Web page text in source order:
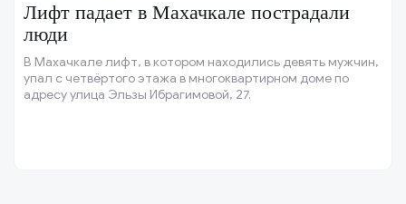
Лифт падает в Махачкале пострадали
люди
В Махачкале лифт, в котором находились девять мужчин,
упал с четвёртого этажа в многоквартирном доме по
адресу улица Эльзы Ибрагимовой, 27.